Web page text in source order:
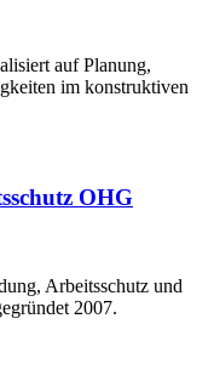
auf Planung,
im konstruktiven
OHG
Arbeitsschutz und
2007.